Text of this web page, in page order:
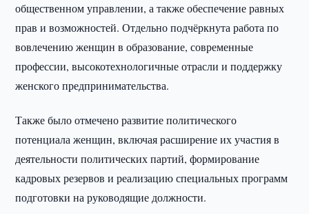
общественном управлении, а также обеспечение равных
прав и возможностей. Отдельно подчёркнута работа по
вовлечению женщин в образование, современные
профессии, высокотехнологичные отрасли и поддержку
женского предпринимательства.
Также было отмечено развитие политического
потенциала женщин, включая расширение их участия в
деятельности политических партий, формирование
кадровых резервов и реализацию специальных программ
подготовки на руководящие должности.